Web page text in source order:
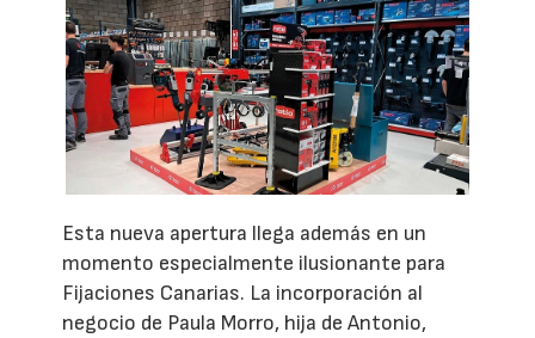
Esta nueva apertura llega además en un
momento especialmente ilusionante para
Fijaciones Canarias. La incorporación al
negocio de Paula Morro, hija de Antonio,